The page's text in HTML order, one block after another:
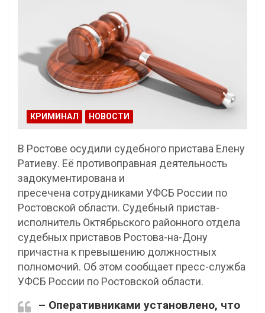
КРИМИНАЛ НОВОСТИ
В Ростове осудили судебного пристава Елену
Ратиеву. Её противоправная деятельность
задокументирована и
пресечена сотрудниками УФСБ России по
Ростовской области. Судебный пристав-
исполнитель Октябрьского районного отдела
судебных приставов Ростова-на-Дону
причастна к превышению должностных
полномочий. Об этом сообщает пресс-служба
УФСБ России по Ростовской области.
– Оперативниками установлено, что